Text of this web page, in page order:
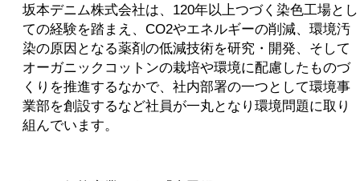
坂本デニム株式会社は、120年以上つづく染色工場とし
ての経験を踏まえ、CO2やエネルギーの削減、環境汚
染の原因となる薬剤の低減技術を研究・開発、そして
オーガニックコットンの栽培や環境に配慮したものづ
くりを推進するなかで、社内部署の一つとして環境事
業部を創設するなど社員が一丸となり環境問題に取り
組んでいます。